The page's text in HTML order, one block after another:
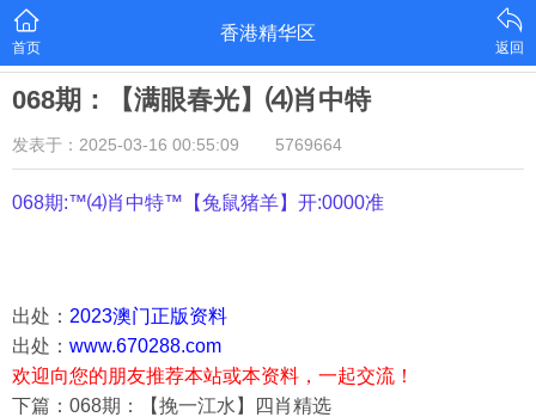
首页
香港精华区
返回
068期：【满眼春光】⑷肖中特
发表于：2025-03-16 00:55:09 5769664
068期:™⑷肖中特™【兔鼠猪羊】开:0000准
出处： 2023澳门正版资料
出处： www.670288.com
欢迎向您的朋友推荐本站或本资料，一起交流！
下篇：068期：【挽一江水】四肖精选